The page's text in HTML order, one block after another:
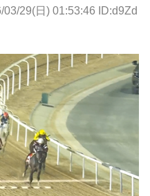
03/29(日) 01:53:46 ID:d9Zd